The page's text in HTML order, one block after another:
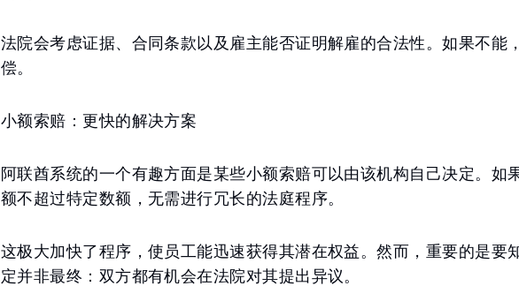
法院会考虑证据、合同条款以及雇主能否证明解雇的合法性。如果不能
偿。
小额索赔：更快的解决方案
阿联酋系统的一个有趣方面是某些小额索赔可以由该机构自己决定。如
额不超过特定数额，无需进行冗长的法庭程序。
这极大加快了程序，使员工能迅速获得其潜在权益。然而，重要的是要
定并非最终：双方都有机会在法院对其提出异议。